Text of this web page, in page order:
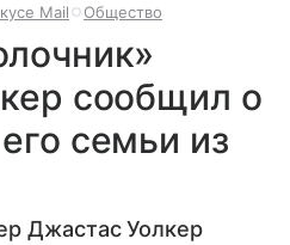
Mail Общество
сообщил о
семьи из
Джастас Уолкер